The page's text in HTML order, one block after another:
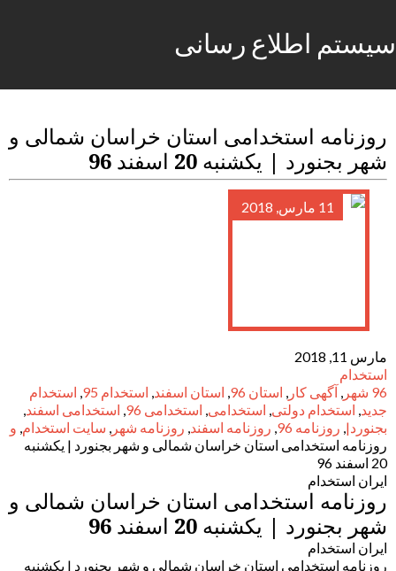
سیستم اطلاع رسانی
روزنامه استخدامی استان خراسان شمالی و
شهر بجنورد | یکشنبه 20 اسفند 96
11 مارس, 2018
مارس 11, 2018
استخدام
96 شهر
, آگهی کار , استان 96 , استان اسفند, استخدام 95 , استخدام
جدید, استخدام دولتی, استخدامی, استخدامی 96 , استخدامی اسفند,
بجنورد|, روزنامه 96 , روزنامه اسفند, روزنامه شهر , سایت استخدام, و
روزنامه استخدامی استان خراسان شمالی و شهر بجنورد | یکشنبه
20 اسفند 96
ایران استخدام
روزنامه استخدامی استان خراسان شمالی و
شهر بجنورد | یکشنبه 20 اسفند 96
ایران استخدام
روزنامه استخدامی استان خراسان شمالی و شهر بجنورد | یکشنبه